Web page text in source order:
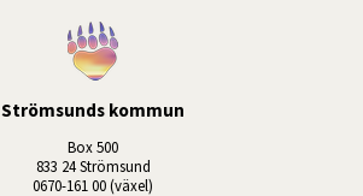
Strömsunds kommun
Box 500
833 24 Strömsund
0670-161 00 (växel)